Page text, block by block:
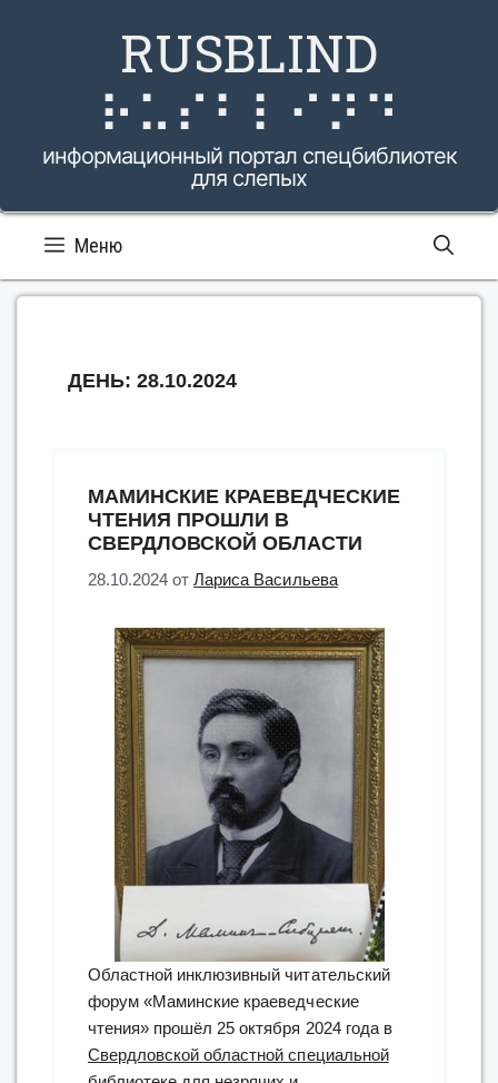
RUSBLIND
⠗⠥⠎⠃⠇⠊⠝⠙
информационный портал спецбиблиотек
для слепых
Меню
ДЕНЬ: 28.10.2024
МАМИНСКИЕ КРАЕВЕДЧЕСКИЕ
ЧТЕНИЯ ПРОШЛИ В
СВЕРДЛОВСКОЙ ОБЛАСТИ
28.10.2024 отЛариса Васильева
Областной инклюзивный читательский
форум «Маминские краеведческие
чтения» прошёл 25 октября 2024 года в
Свердловской областной специальной